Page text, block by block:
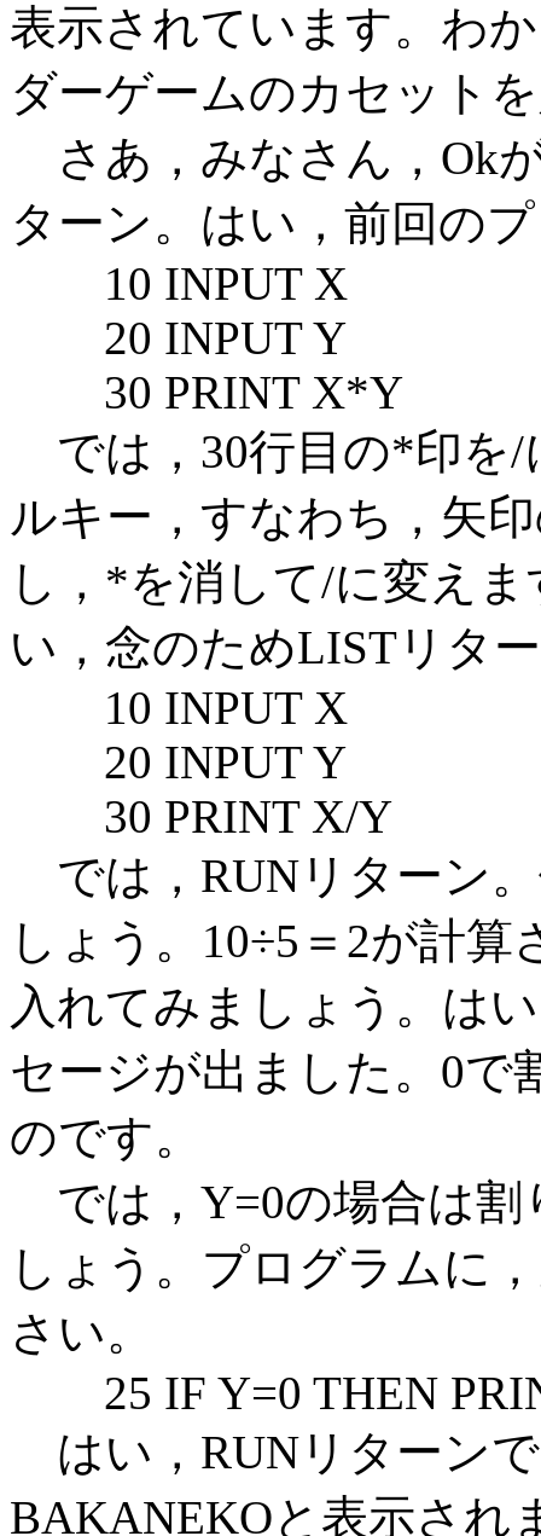
表示されています。わ
ダーゲームのカセット
さあ，みなさん，Ok
ターン。はい，前回の
10 INPUT X
20 INPUT Y
30 PRINT X*Y
では，30行目の*印を/
ルキー，すなわち，矢
し，*を消して/に変え
い，念のためLISTリタ
10 INPUT X
20 INPUT Y
30 PRINT X/Y
では，RUNリターン
しょう。10÷5＝2が計
入れてみましょう。は
セージが出ました。0で
のです。
では，Y=0の場合は割
しょう。プログラムに
さい。
25 IF Y=0 THEN
はい，RUNリターン
BAKANEKOと表示され